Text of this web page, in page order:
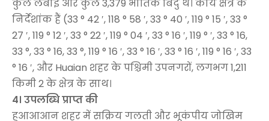
कुल लंबाई और कुल 3,379 भौतिक बिंदु थे। कार्य क्षेत्र के
निर्देशांक हैं (33 ° 42 ′, 118 ° 58 ′, 33 ° 40 ′, 119 ° 15 ′, 33 °
27 ′, 119 ° 12 ′, 33 ° 22 ′, 119 ° 04 ′, 33 ° 16 ′, 119 ° ′, 33 ° 16,
33 °, 33 ° 16, 33 °, 119 ° 16 ′, 33 ° 16 ′, 33 ° 16 ′, 119 ° 16 ′, 33
° 16 ′, और Huaian शहर के पश्चिमी उपनगरों, लगभग 1,211
किमी 2 के क्षेत्र के साथ।
4। उपलब्धि प्राप्त की
हुआआआन शहर में सक्रिय गलती और भूकंपीय जोखिम